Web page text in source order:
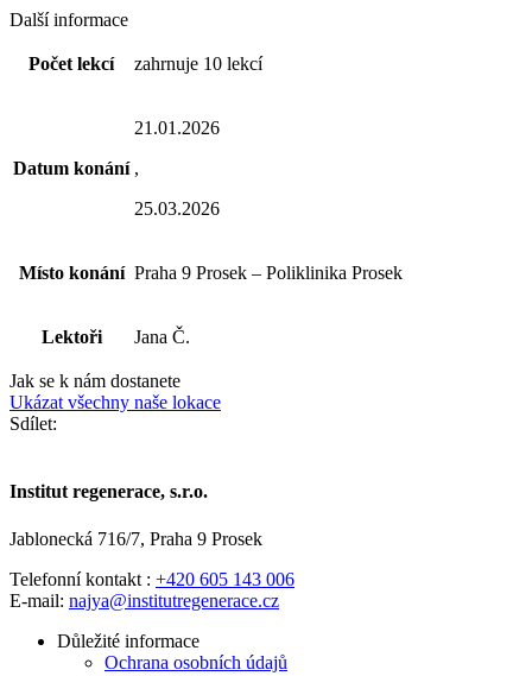
Další informace
Počet lekcí zahrnuje 10 lekcí
Datum konání
21.01.2026
,
25.03.2026
Místo konání Praha 9 Prosek – Poliklinika Prosek
Lektoři Jana Č.
Jak se k nám dostanete
Ukázat všechny naše lokace
Sdílet:
Institut regenerace, s.r.o.
Jablonecká 716/7, Praha 9 Prosek
Telefonní kontakt : +420 605 143 006
E-mail: najya@institutregenerace.cz
Důležité informace
Ochrana osobních údajů